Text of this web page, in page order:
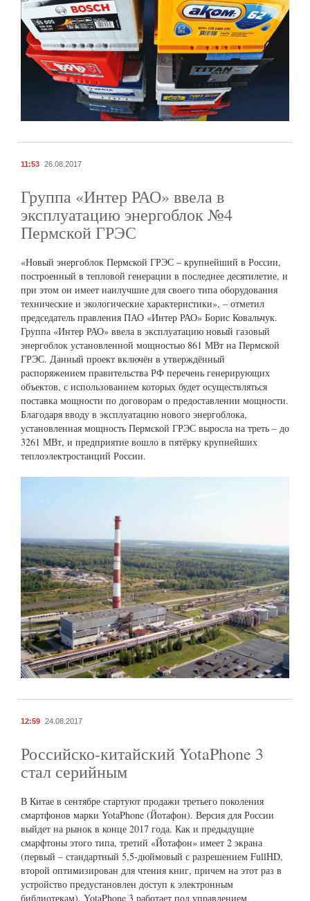
11:53 26.08.2017
Группа «Интер РАО» ввела в
эксплуатацию энергоблок №4
Пермской ГРЭС
«Новый энергоблок Пермской ГРЭС – крупнейший в России,
построенный в тепловой генерации в последнее десятилетие, и
при этом он имеет наилучшие для своего типа оборудования
технические и экологические характеристики», – отметил
председатель правления ПАО «Интер РАО» Борис Ковальчук.
Группа «Интер РАО» ввела в эксплуатацию новый газовый
энергоблок установленной мощностью 861 МВт на Пермской
ГРЭС. Данный проект включён в утверждённый
распоряжением правительства РФ перечень генерирующих
объектов, с использованием которых будет осуществляться
поставка мощности по договорам о предоставлении мощности.
Благодаря вводу в эксплуатацию нового энергоблока,
установленная мощность Пермской ГРЭС выросла на треть – до
3261 МВт, и предприятие вошло в пятёрку крупнейших
теплоэлектростанций России.
12:59 24.08.2017
Российско-китайский YotaPhone 3
стал серийным
В Китае в сентябре стартуют продажи третьего поколения
смартфонов марки YotaPhone (Йотафон). Версия для России
выйдет на рынок в конце 2017 года. Как и предыдущие
смарфтоны этого типа, третий «Йотафон» имеет 2 экрана
(первый – стандартный 5,5-дюймовый с разрешением FullHD,
второй оптимизирован для чтения книг, причем на этот раз в
устройство предустановлен доступ к электронным
библиотекам). YotaPhone 3 работает под управлением